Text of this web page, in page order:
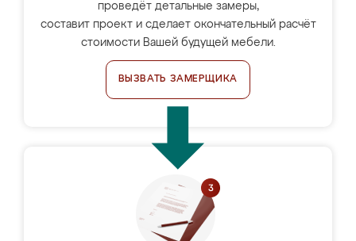
проведёт детальные замеры,
составит проект и сделает окончательный расчёт
стоимости Вашей будущей мебели.
ВЫЗВАТЬ ЗАМЕРЩИКА